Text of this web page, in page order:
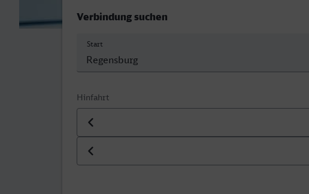
Verbindung suchen
Start
Hinfahrt
Datum der Hinfahrt
Uhrzeit der Hinfahrt